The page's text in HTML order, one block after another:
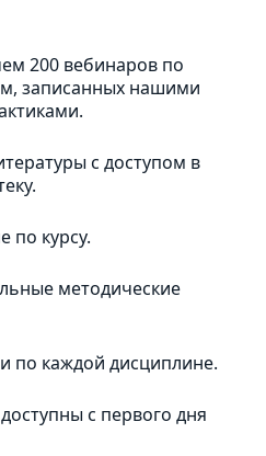
200 вебинаров по
записанных нашими
с доступом в
по курсу.
методические
по каждой дисциплине.
с первого дня